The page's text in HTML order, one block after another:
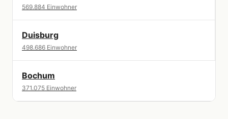
569.884 Einwohner
Duisburg
498.686 Einwohner
Bochum
371.075 Einwohner